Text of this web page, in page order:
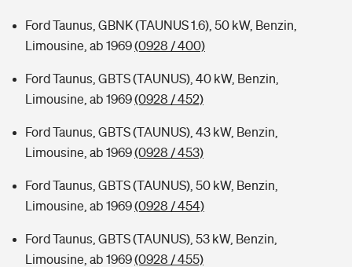
Ford Taunus, GBNK (TAUNUS 1.6), 50 kW, Benzin,
Limousine, ab 1969(0928 / 400)
Ford Taunus, GBTS (TAUNUS), 40 kW, Benzin,
Limousine, ab 1969(0928 / 452)
Ford Taunus, GBTS (TAUNUS), 43 kW, Benzin,
Limousine, ab 1969(0928 / 453)
Ford Taunus, GBTS (TAUNUS), 50 kW, Benzin,
Limousine, ab 1969(0928 / 454)
Ford Taunus, GBTS (TAUNUS), 53 kW, Benzin,
Limousine, ab 1969(0928 / 455)